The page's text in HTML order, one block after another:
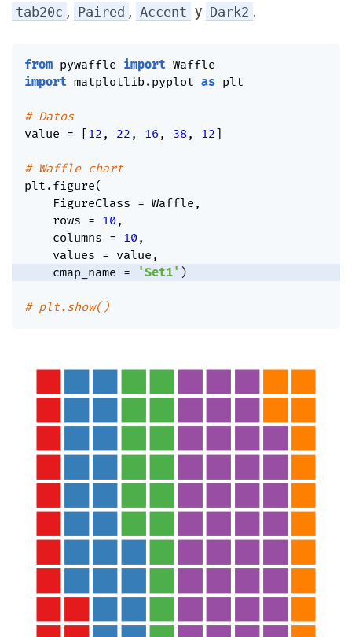
tab20c , Paired , Accent y Dark2 .
from pywaffle import
import matplotlib. pyplot as plt
# Datos
value = [12 , 22 , 16 , 38, 12]
# Waffle chart
plt . figure(
    FigureClass
= Waffle ,
    rows
= 10 ,
    columns
= 10 ,
    values
= value ,
    cmap_name
= 'Set1' )
# plt.show()